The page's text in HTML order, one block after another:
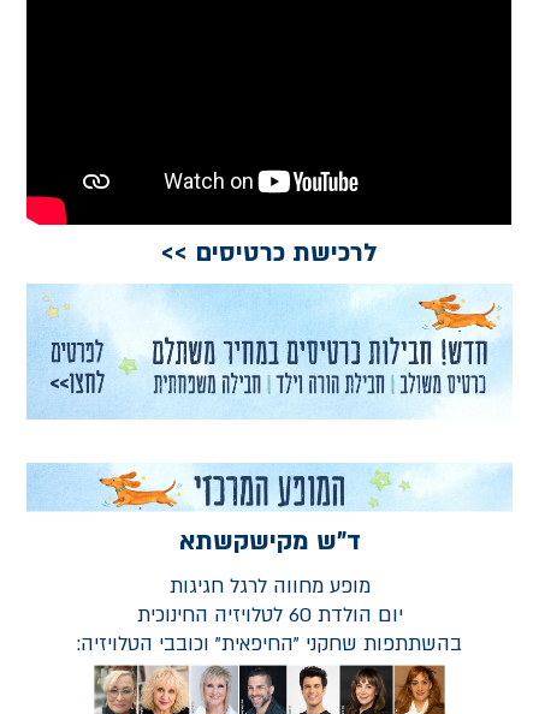
לרכישת כרטיסים >>
ד"ש מקישקשתא
מופע מחווה לרגל חגיגות
יום הולדת 60 לטלויזיה החינוכית
בהשתתפות שחקני "החיפאית" וכובבי הטלויזיה: